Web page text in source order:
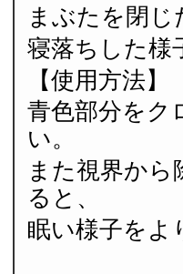
まぶたを閉
寝落ちした様
【使用方法】
青色部分をク
い。
また視界か
ると、
眠い様子をよ